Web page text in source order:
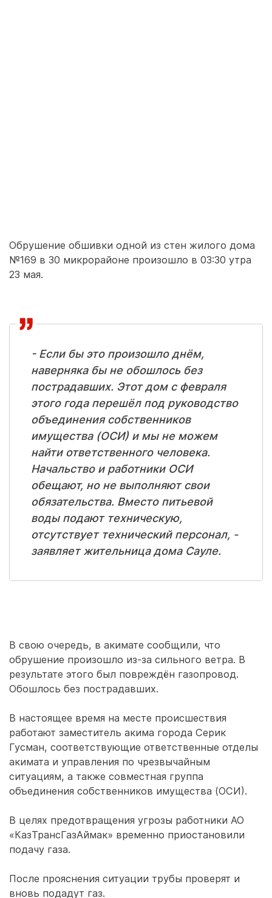
Обрушение обшивки одной из стен жилого дома
№169 в 30 микрорайоне произошло в 03:30 утра
23 мая.
- Если бы это произошло днём,
наверняка бы не обошлось без
пострадавших. Этот дом с февраля
этого года перешёл под руководство
объединения собственников
имущества (ОСИ) и мы не можем
найти ответственного человека.
Начальство и работники ОСИ
обещают, но не выполняют свои
обязательства. Вместо питьевой
воды подают техническую,
отсутствует технический персонал, -
заявляет жительница дома Сауле.
В свою очередь, в акимате сообщили, что
обрушение произошло из-за сильного ветра. В
результате этого был повреждён газопровод.
Обошлось без пострадавших.
В настоящее время на месте происшествия
работают заместитель акима города Серик
Гусман, соответствующие ответственные отделы
акимата и управления по чрезвычайным
ситуациям, а также совместная группа
объединения собственников имущества (ОСИ).
В целях предотвращения угрозы работники АО
«КазТрансГазАймак» временно приостановили
подачу газа.
После прояснения ситуации трубы проверят и
вновь подадут газ.